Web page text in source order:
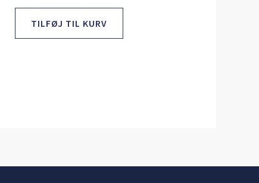
TILFØJ TIL KURV